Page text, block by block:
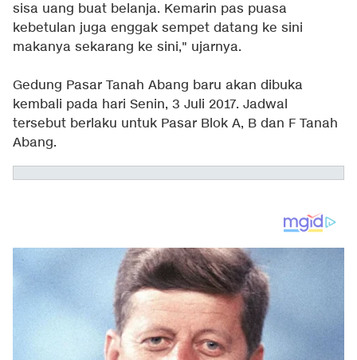
sisa uang buat belanja. Kemarin pas puasa
kebetulan juga enggak sempet datang ke sini
makanya sekarang ke sini," ujarnya.
Gedung Pasar Tanah Abang baru akan dibuka
kembali pada hari Senin, 3 Juli 2017. Jadwal
tersebut berlaku untuk Pasar Blok A, B dan F Tanah
Abang.